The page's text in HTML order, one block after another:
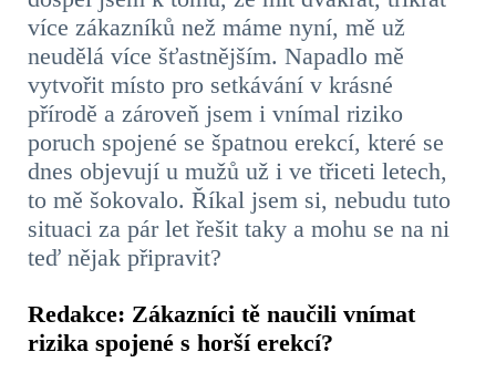
více zákazníků než máme nyní, mě už
neudělá více šťastnějším. Napadlo mě
vytvořit místo pro setkávání v krásné
přírodě a zároveň jsem i vnímal riziko
poruch spojené se špatnou erekcí, které se
dnes objevují u mužů už i ve třiceti letech,
to mě šokovalo. Říkal jsem si, nebudu tuto
situaci za pár let řešit taky a mohu se na ni
teď nějak připravit?
Redakce: Zákazníci tě naučili vnímat
rizika spojené s horší erekcí?